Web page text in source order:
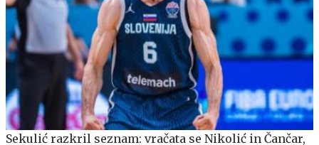
Sekulić razkril seznam: vračata se Nikolić in Čančar,